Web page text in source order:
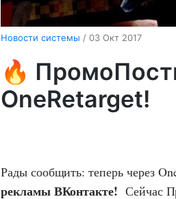
Новости системы / 03 Окт 2017
🔥
OneRetarget!
Рады сообщить: теперь через
рекламы ВКонтакте! Сейчас